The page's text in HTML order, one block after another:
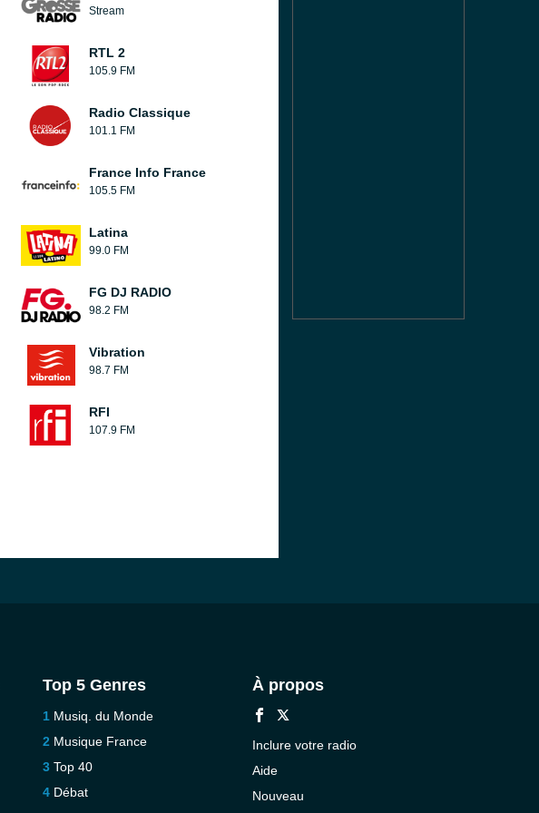
Stream
RTL 2
105.9 FM
Radio Classique
101.1 FM
France Info France
105.5 FM
Latina
99.0 FM
FG DJ RADIO
98.2 FM
Vibration
98.7 FM
RFI
107.9 FM
Top 5 Genres
Musiq. du Monde
Musique France
Top 40
Débat
À propos
Inclure votre radio
Aide
Nouveau